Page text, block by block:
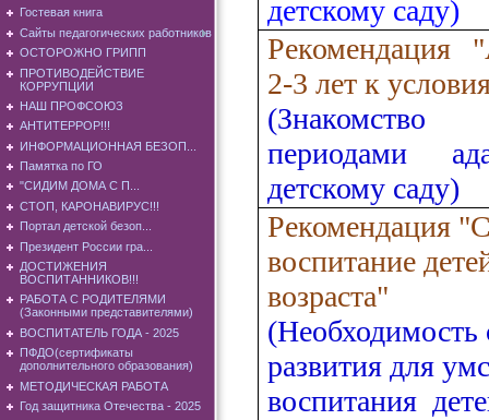
Гостевая книга
Сайты педагогических работников
ОСТОРОЖНО ГРИПП
ПРОТИВОДЕЙСТВИЕ
КОРРУПЦИИ
НАШ ПРОФСОЮЗ
АНТИТЕРРОР!!!
ИНФОРМАЦИОННАЯ БЕЗОП...
Памятка по ГО
"СИДИМ ДОМА С П...
СТОП, КАРОНАВИРУС!!!
Портал детской безоп...
Президент России гра...
ДОСТИЖЕНИЯ
ВОСПИТАННИКОВ!!!
РАБОТА С РОДИТЕЛЯМИ
(Законными представителями)
ВОСПИТАТЕЛЬ ГОДА - 2025
ПФДО(сертификаты
дополнительного образования)
МЕТОДИЧЕСКАЯ РАБОТА
Год защитника Отечества - 2025
детскому саду)
Рекомендация
2-3 лет к
периодами
детскому саду)
Рекомендация
воспитание
возраста"
(Необходимость
развития для
воспитания